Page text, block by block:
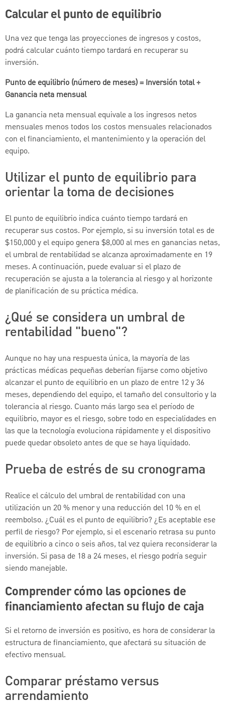
Calcular el punto de equilibrio
Una vez que tenga las proyecciones de ingresos y costos,
podrá calcular cuánto tiempo tardará en recuperar su
inversión.
Punto de equilibrio (número de meses) = Inversión total ÷
Ganancia neta mensual
La ganancia neta mensual equivale a los ingresos netos
mensuales menos todos los costos mensuales relacionados
con el financiamiento, el mantenimiento y la operación del
equipo.
Utilizar el punto de equilibrio para
orientar la toma de decisiones
El punto de equilibrio indica cuánto tiempo tardará en
recuperar sus costos. Por ejemplo, si su inversión total es de
$150,000 y el equipo genera $8,000 al mes en ganancias netas,
el umbral de rentabilidad se alcanza aproximadamente en 19
meses. A continuación, puede evaluar si el plazo de
recuperación se ajusta a la tolerancia al riesgo y al horizonte
de planificación de su práctica médica.
¿Qué se considera un umbral de
rentabilidad "bueno"?
Aunque no hay una respuesta única, la mayoría de las
prácticas médicas pequeñas deberían fijarse como objetivo
alcanzar el punto de equilibrio en un plazo de entre 12 y 36
meses, dependiendo del equipo, el tamaño del consultorio y la
tolerancia al riesgo. Cuanto más largo sea el período de
equilibrio, mayor es el riesgo, sobre todo en especialidades en
las que la tecnología evoluciona rápidamente y el dispositivo
puede quedar obsoleto antes de que se haya liquidado.
Prueba de estrés de su cronograma
Realice el cálculo del umbral de rentabilidad con una
utilización un 20 % menor y una reducción del 10 % en el
reembolso. ¿Cuál es el punto de equilibrio? ¿Es aceptable ese
perfil de riesgo? Por ejemplo, si el escenario retrasa su punto
de equilibrio a cinco o seis años, tal vez quiera reconsiderar la
inversión. Si pasa de 18 a 24 meses, el riesgo podría seguir
siendo manejable.
Comprender cómo las opciones de
financiamiento afectan su flujo de caja
Si el retorno de inversión es positivo, es hora de considerar la
estructura de financiamiento, que afectará su situación de
efectivo mensual.
Comparar préstamo versus
arrendamiento